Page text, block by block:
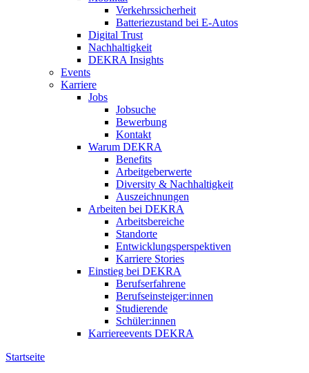
Verkehrssicherheit
Batteriezustand bei E-Autos
Digital Trust
Nachhaltigkeit
DEKRA Insights
Events
Karriere
Jobs
Jobsuche
Bewerbung
Kontakt
Warum DEKRA
Benefits
Arbeitgeberwerte
Diversity & Nachhaltigkeit
Auszeichnungen
Arbeiten bei DEKRA
Arbeitsbereiche
Standorte
Entwicklungsperspektiven
Karriere Stories
Einstieg bei DEKRA
Berufserfahrene
Berufseinsteiger:innen
Studierende
Schüler:innen
Karriereevents DEKRA
Startseite